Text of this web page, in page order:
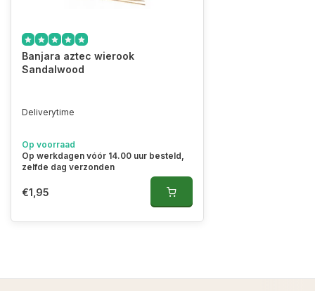
Banjara aztec wierook
Sandalwood
Deliverytime
Op voorraad
Op werkdagen vóór 14.00 uur besteld,
zelfde dag verzonden
€1,95